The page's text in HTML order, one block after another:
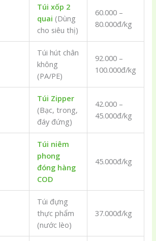
Túi xốp 2
quai (Dùng
cho siêu thị)
60.000 –
80.000đ/kg
Túi hút chân
không
(PA/PE)
92.000 –
100.000đ/kg
Túi Zipper
(Bạc, trong,
đáy đứng)
42.000 –
45.000đ/kg
Túi niêm
phong
đóng hàng
COD
45.000đ/kg
Túi đựng
thực phẩm
(nước lèo)
37.000đ/kg